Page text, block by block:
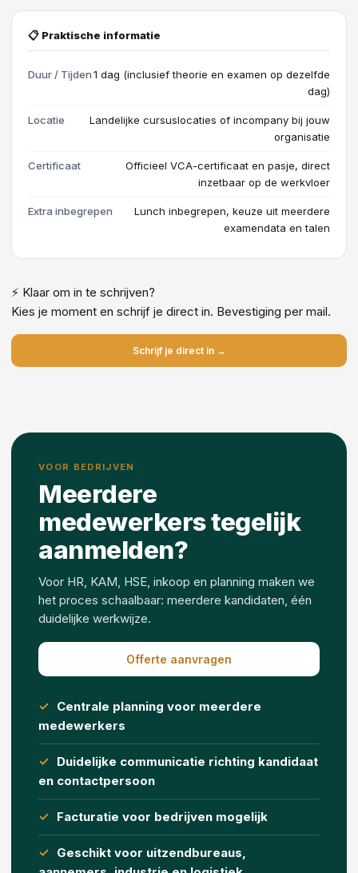
📋 Praktische informatie
Duur / Tijden1 dag (inclusief theorie en examen op dezelfde
dag)
Locatie
Landelijke cursuslocaties of incompany bij jouw
organisatie
Certificaat
Officieel VCA-certificaat en pasje, direct
inzetbaar op de werkvloer
Extra inbegrepen
Lunch inbegrepen, keuze uit meerdere
examendata en talen
⚡ Klaar om in te schrijven?
Kies je moment en schrijf je direct in. Bevestiging per mail.
Schrijf je direct in →
VOOR BEDRIJVEN
Meerdere
medewerkers tegelijk
aanmelden?
Voor HR, KAM, HSE, inkoop en planning maken we
het proces schaalbaar: meerdere kandidaten, één
duidelijke werkwijze.
Offerte aanvragen
Centrale planning voor meerdere
medewerkers
Duidelijke communicatie richting kandidaat
en contactpersoon
Facturatie voor bedrijven mogelijk
Geschikt voor uitzendbureaus,